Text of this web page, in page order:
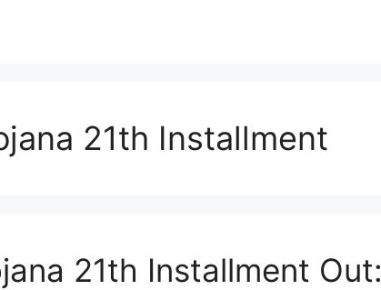
21th Installment
21th Installment Out: